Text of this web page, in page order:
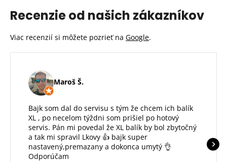
Recenzie od našich zákazníkov
Viac recenzií si môžete pozrieť na Google.
Maroš Š.
Bajk som dal do servisu s tým že chcem ich balík
XL , po necelom týždni som prišiel po hotový
servis. Pán mi povedal že XL balík by bol zbytočný
a tak mi spravil Lkovy 👍 bajk super
nastavený,premazany a dokonca umytý 👌
Odporúčam